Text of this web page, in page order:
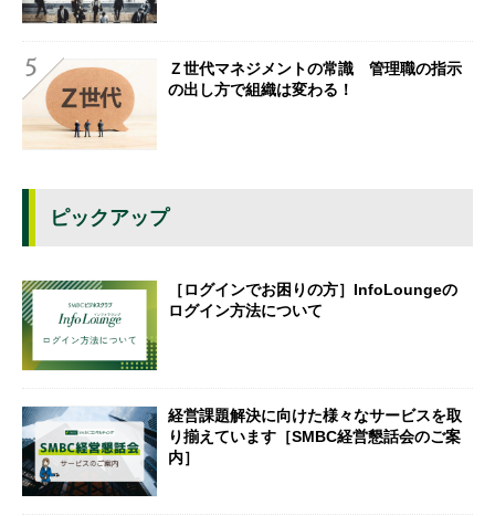
Ｚ世代マネジメントの常識 管理職の指示
の出し方で組織は変わる！
ピックアップ
［ログインでお困りの方］InfoLoungeの
ログイン方法について
経営課題解決に向けた様々なサービスを取
り揃えています［SMBC経営懇話会のご案
内］